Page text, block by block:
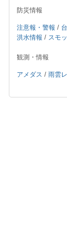
防災情報
注意報・警報 /
洪水情報 / スモ
観測・情報
アメダス / 雨雲